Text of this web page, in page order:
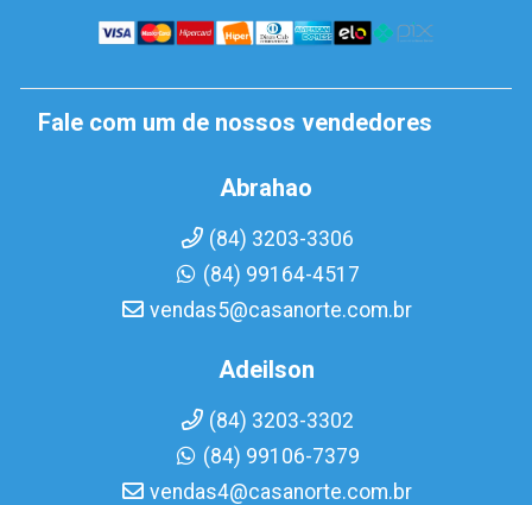
Fale com um de nossos vendedores
Abrahao
(84) 3203-3306
(84) 99164-4517
vendas5@casanorte.com.br
Adeilson
(84) 3203-3302
(84) 99106-7379
vendas4@casanorte.com.br